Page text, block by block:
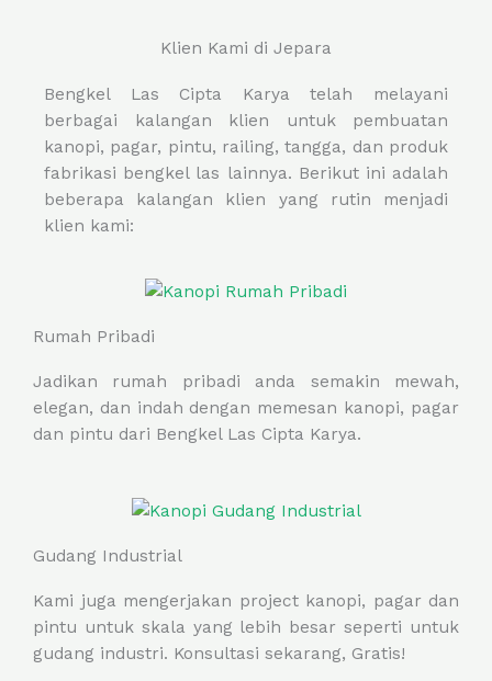
Klien Kami di Jepara
Bengkel Las Cipta Karya telah melayani
berbagai kalangan klien untuk pembuatan
kanopi, pagar, pintu, railing, tangga, dan produk
fabrikasi bengkel las lainnya. Berikut ini adalah
beberapa kalangan klien yang rutin menjadi
klien kami:
Rumah Pribadi
Jadikan rumah pribadi anda semakin mewah,
elegan, dan indah dengan memesan kanopi, pagar
dan pintu dari Bengkel Las Cipta Karya.
Gudang Industrial
Kami juga mengerjakan project kanopi, pagar dan
pintu untuk skala yang lebih besar seperti untuk
gudang industri. Konsultasi sekarang, Gratis!